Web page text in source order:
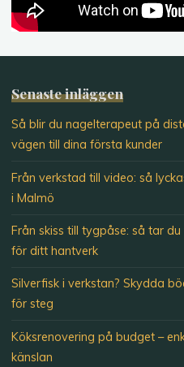
Senaste inläggen
Så blir du nagelterapeut på
vägen till dina första kunder
Från verkstad till video: så
i Malmö
Från skiss till tygpåse: så tar
för ditt hantverk
Silverfisk i verkstan? Skydda
för steg
Köksrenovering på budget –
känslan